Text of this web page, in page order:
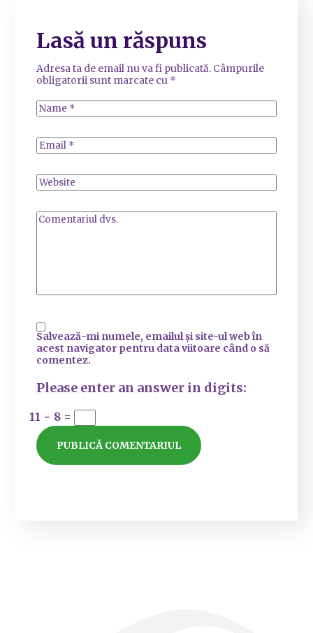
Lasă un răspuns
Adresa ta de email nu va fi publicată. Câmpurile
obligatorii sunt marcate cu *
Salvează-mi numele, emailul și site-ul web în
acest navigator pentru data viitoare când o să
comentez.
Please enter an answer in digits:
11 − 8 =